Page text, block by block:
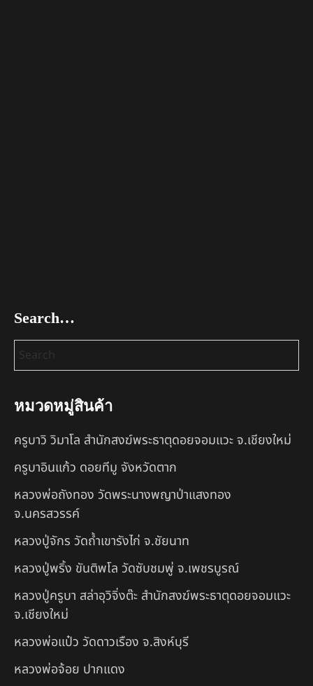
Search…
หมวดหมู่สินค้า
ครูบาวิ วิมาโล สำนักสงฆ์พระธาตุดอยจอมแวะ จ.เชียงใหม่
ครูบาอินแก้ว ดอยทีมู จังหวัดตาก
หลวงพ่อถังทอง วัดพระนางพญาป่าแสงทอง
จ.นครสวรรค์
หลวงปู่จักร วัดถ้ำเขารังไก่ จ.ชัยนาท
หลวงปู่พริ้ง ขันติพโล วัดซับชมพู่ จ.เพชรบูรณ์
หลวงปู่ครูบา สล่าอุวิจิ่งต๊ะ สำนักสงฆ์พระธาตุดอยจอมแวะ
จ.เชียงใหม่
หลวงพ่อแป๋ว วัดดาวเรือง จ.สิงห์บุรี
หลวงพ่อจ้อย ปากแดง